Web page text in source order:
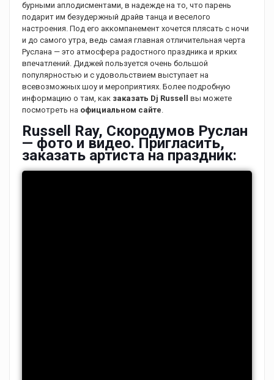
бурными аплодисментами, в надежде на то, что парень
подарит им безудержный драйв танца и веселого
настроения. Под его аккомпанемент хочется плясать с ночи
и до самого утра, ведь самая главная отличительная черта
Руслана — это атмосфера радостного праздника и ярких
впечатлений. Диджей пользуется очень большой
популярностью и с удовольствием выступает на
всевозможных шоу и мероприятиях. Более подробную
информацию о там, как заказать Dj Russell
вы можете
посмотреть на официальном сайте.
Russell Ray, Скородумов Руслан
— фото и видео. Пригласить,
заказать артиста на праздник: